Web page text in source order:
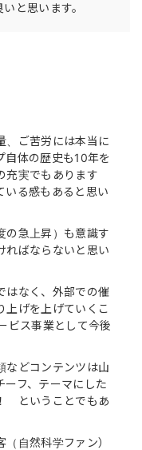
と思います。
、ご苦労には本当に
自体の歴史も10年を
充実でもあります
いる感もあると思い
の急上昇）も意識す
ればならないと思い
はなく、外部での催
上げを上げていくこ
ビス事業として今後
などコンテンツは山
ーフ、テーマにした
ということでもあ
自然科学ファン）